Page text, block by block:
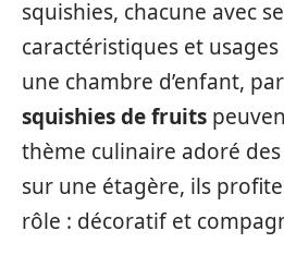
squishies, chacune avec
caractéristiques et
une chambre d’enfant,
squishies de fruits
thème culinaire adoré
sur une étagère, ils
rôle : décoratif et